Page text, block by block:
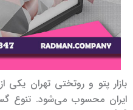
بازار پتو و روتختی تهران یکی
ایران محسوب می‌شود. تنوع